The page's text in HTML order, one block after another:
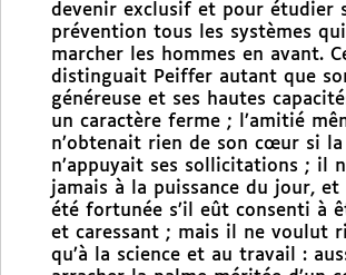
devenir exclusif et pour étudier
prévention tous les systèmes
marcher les hommes en avant.
distinguait Peiffer autant que
généreuse et ses hautes
un caractère ferme ; l’amitié
n’obtenait rien de son cœur si la
n’appuyait ses sollicitations ; il
jamais à la puissance du jour, et
été fortunée s’il eût consenti à
et caressant ; mais il ne voulut
qu’à la science et au travail :